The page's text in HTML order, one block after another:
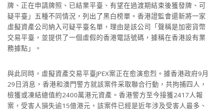
牌、正在申請牌照、已結業平臺、有望在過渡期結束後獲發牌、可
疑平臺」五種不同情況，列出了黑白榜單。香港證監會還新將一家
虛擬資產公司納入可疑平臺名單，理由是該公司「聲稱是加密貨幣
交易平臺，並提供了一個虛假的香港電話號碼，據稱在香港設有業
務據點」。
與此同時，虛擬資產交易平臺JPEX案正在愈演愈烈。據香港政府9月
29日消息，香港和澳門警方就該案件采取聯合行動，共拘捕四人，
檢獲或凍結總值約2400萬港元資產。香港警方至今接獲2417人報
案，受害人損失逾15億港元，該案件已經是近年涉及受害人最多、